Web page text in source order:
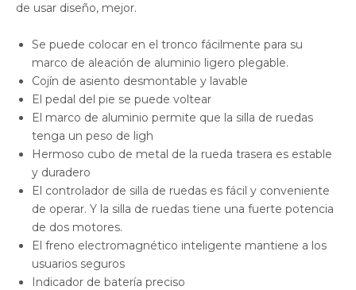
de usar diseño, mejor.
Se puede colocar en el tronco fácilmente para su
marco de aleación de aluminio ligero plegable.
Cojín de asiento desmontable y lavable
El pedal del pie se puede voltear
El marco de aluminio permite que la silla de ruedas
tenga un peso de ligh
Hermoso cubo de metal de la rueda trasera es estable
y duradero
El controlador de silla de ruedas es fácil y conveniente
de operar. Y la silla de ruedas tiene una fuerte potencia
de dos motores.
El freno electromagnético inteligente mantiene a los
usuarios seguros
Indicador de batería preciso